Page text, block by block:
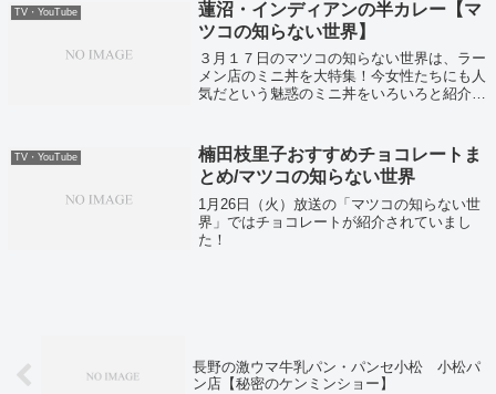
TV・YouTube
蓮沼・インディアンの半カレー【マ
ツコの知らない世界】
３月１７日のマツコの知らない世界は、ラー
メン店のミニ丼を大特集！今女性たちにも人
気だという魅惑のミニ丼をいろいろと紹介し
TV・YouTube
楠田枝里子おすすめチョコレートま
とめ/マツコの知らない世界
1月26日（火）放送の「マツコの知らない世
界」ではチョコレートが紹介されていまし
た！
長野の激ウマ牛乳パン・パンセ小松 小松パ
ン店【秘密のケンミンショー】